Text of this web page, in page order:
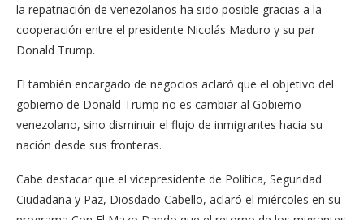
la repatriación de venezolanos ha sido posible gracias a la
cooperación entre el presidente Nicolás Maduro y su par
Donald Trump.
El también encargado de negocios aclaró que el objetivo del
gobierno de Donald Trump no es cambiar al Gobierno
venezolano, sino disminuir el flujo de inmigrantes hacia su
nación desde sus fronteras.
Cabe destacar que el vicepresidente de Política, Seguridad
Ciudadana y Paz, Diosdado Cabello, aclaró el miércoles en su